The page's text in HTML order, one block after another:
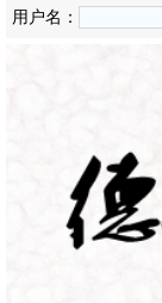
用户名：